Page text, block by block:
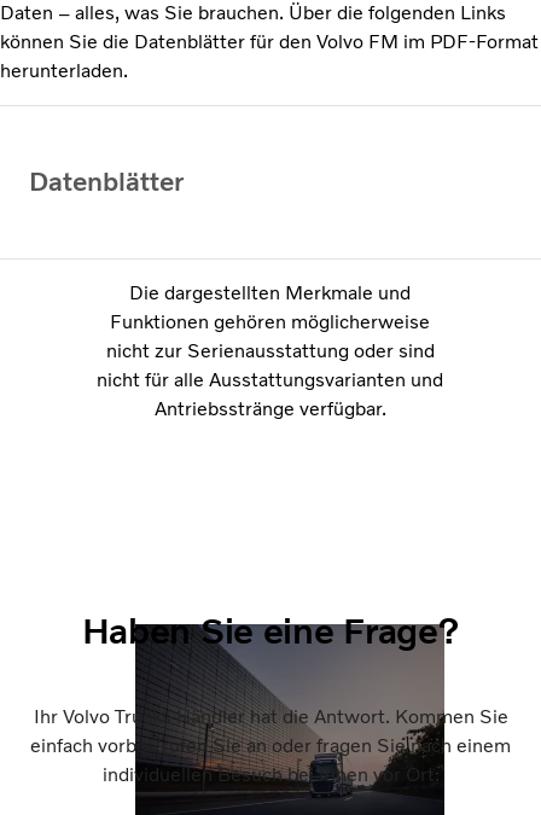
Daten – alles, was Sie brauchen. Über die folgenden Links
können Sie die Datenblätter für den Volvo FM im PDF-Format
herunterladen.
Datenblätter
Die dargestellten Merkmale und
Funktionen gehören möglicherweise
nicht zur Serienausstattung oder sind
nicht für alle Ausstattungsvarianten und
Antriebsstränge verfügbar.
Haben Sie eine Frage?
Ihr Volvo Trucks Händler hat die Antwort. Kommen Sie
einfach vorbei, rufen Sie an oder fragen Sie nach einem
individuellen Besuch bei Ihnen vor Ort.